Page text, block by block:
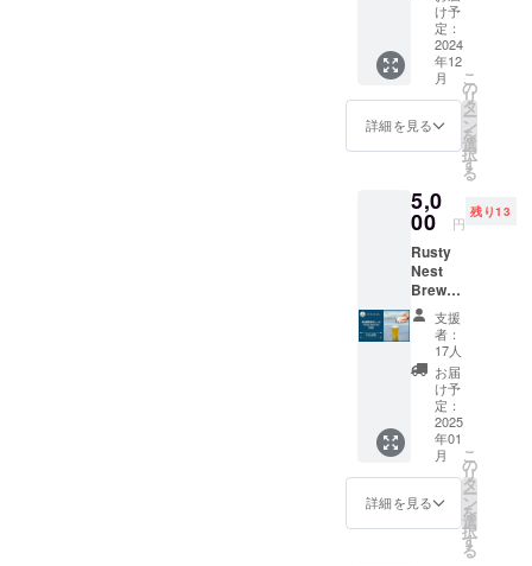
1月以降
（毎週
日曜日
限定、1
日3回、
各回4名
限定で
※詳細は
確定次
第ご連
絡にて
共有し
ます ・
場所：
Rusty
Nest
Brewer
y（Rus
ty Nest
Oamish
irasato
内、24
年内完
成予
※詳細の
オリジ
ナル
キーホ
ルダー
1個 ️★
オリジ
ナル
コース
ター 1
礼の
メッ
セージ
け予
定：
2024
年12
月
詳細を見る
こ
の
リ
タ
ー
ン
を
選
択
す
る
5,0
00 円
残り13
Rusty
Nest
Brewer
yの定番
クラフ
トビー
ル
「Rust
y Nest
IPA」！
現在は
OEMの
限定醸
造と
なって
います
支援
者：
17人
お届
け予
定：
2025
年01
月
詳細を見る
こ
の
リ
タ
ー
ン
を
選
択
す
る